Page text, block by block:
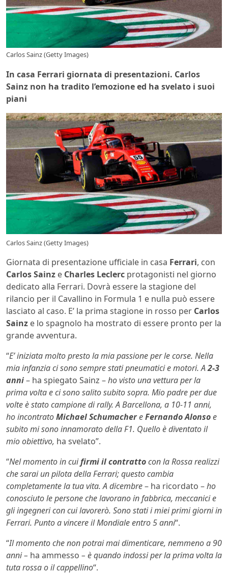
Carlos Sainz (Getty Images)
In casa Ferrari giornata di presentazioni. Carlos
Sainz non ha tradito l’emozione ed ha svelato i suoi
piani
Carlos Sainz (Getty Images)
Giornata di presentazione ufficiale in casa Ferrari, con
Carlos Sainz e Charles Leclerc protagonisti nel giorno
dedicato alla Ferrari. Dovrà essere la stagione del
rilancio per il Cavallino in Formula 1 e nulla può essere
lasciato al caso. E’ la prima stagione in rosso per Carlos
Sainz e lo spagnolo ha mostrato di essere pronto per la
grande avventura.
“E’ iniziata molto presto la mia passione per le corse. Nella
mia infanzia ci sono sempre stati pneumatici e motori. A2-3
anni– ha spiegato Sainz –ho visto una vettura per la
prima volta e ci sono salito subito sopra. Mio padre per due
volte è stato campione di rally. A Barcellona, a 10-11 anni,
ho incontratoMichael SchumachereFernando Alonsoe
subito mi sono innamorato della F1. Quello è diventato il
mio obiettivo, ha svelato”.
“Nel momento in cuifirmi il contrattocon la Rossa realizzi
che sarai un pilota della Ferrari; questo cambia
completamente la tua vita. A dicembre– ha ricordato –ho
conosciuto le persone che lavorano in fabbrica, meccanici e
gli ingegneri con cui lavorerò. Sono stati i miei primi giorni in
Ferrari. Punto a vincere il Mondiale entro 5 anni“.
“Il momento che non potrai mai dimenticare, nemmeno a 90
anni – ha ammesso – è quando indossi per la prima volta la
tuta rossa o il cappellino“.